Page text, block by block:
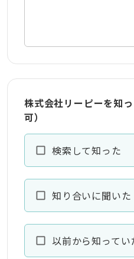
株式会社リーピーを知
可）
検索して知った
知り合いに聞いた
以前から知ってい